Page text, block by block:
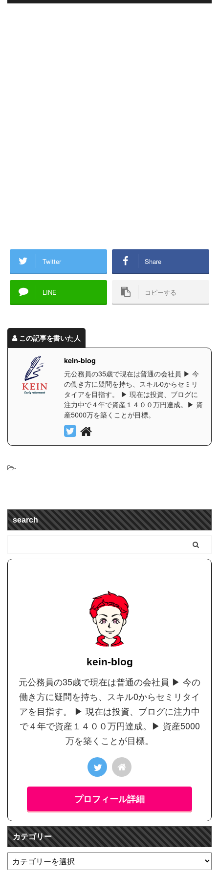
Twitter Share
LINE コピーする
この記事を書いた人
kein-blog
元公務員の35歳で現在は普通の会社員 ▶︎ 今
の働き方に疑問を持ち、スキル0からセミリ
タイアを目指す。 ▶︎ 現在は投資、ブログに
注力中で４年で資産１４００万円達成。▶︎ 資
産5000万を築くことが目標。
-
search
kein-blog
元公務員の35歳で現在は普通の会社員 ▶︎ 今の
働き方に疑問を持ち、スキル0からセミリタイ
アを目指す。 ▶︎ 現在は投資、ブログに注力中
で４年で資産１４００万円達成。▶︎ 資産5000
万を築くことが目標。
プロフィール詳細
カテゴリー